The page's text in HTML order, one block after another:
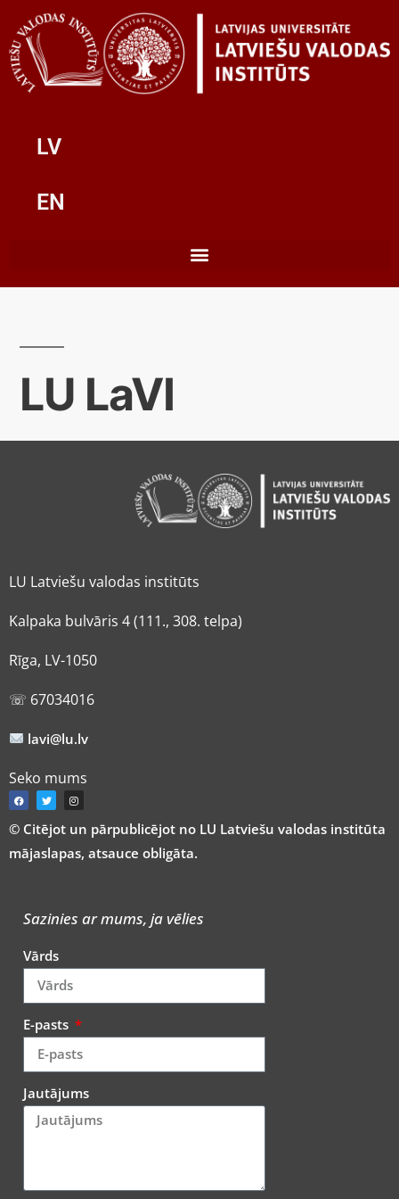
LV
EN
LU LaVI
LU Latviešu valodas institūts
Kalpaka bulvāris 4 (111., 308. telpa)
Rīga, LV-1050
☏ 67034016
lavi@lu.lv
Seko mums
© Citējot un pārpublicējot no LU Latviešu valodas institūta
mājaslapas, atsauce obligāta.
Sazinies ar mums, ja vēlies
Vārds
E-pasts
Jautājums